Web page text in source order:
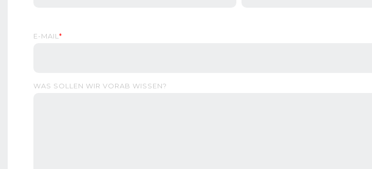
E-MAIL*
WAS SOLLEN WIR VORAB WISSEN?